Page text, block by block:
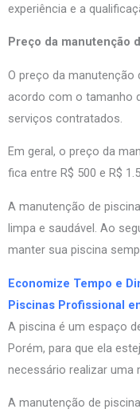
experiência e a
Preço da manutenção
O preço da manutenção
acordo com o tamanho
serviços contratados.
Em geral, o preço da
fica entre R$ 500 e R$
A manutenção de
limpa e saudável. Ao
manter sua piscina
Economize Tempo e
Piscinas Profissional
A piscina é um espaço
Porém, para que ela
necessário realizar uma
A manutenção de